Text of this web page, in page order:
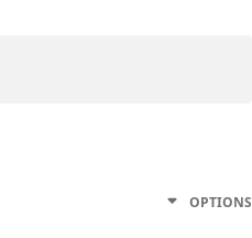
OPTIONS